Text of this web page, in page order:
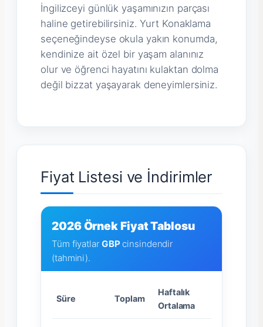
İngilizceyi günlük yaşamınızın parçası
haline getirebilirsiniz. Yurt Konaklama
seçeneğindeyse okula yakın konumda,
kendinize ait özel bir yaşam alanınız
olur ve öğrenci hayatını kulaktan dolma
değil bizzat yaşayarak deneyimlersiniz.
Fiyat Listesi ve İndirimler
2026 Örnek Fiyat Tablosu
Tüm fiyatlar GBPcinsindendir
(tahmini).
Süre Toplam
Haftalık
Ortalama